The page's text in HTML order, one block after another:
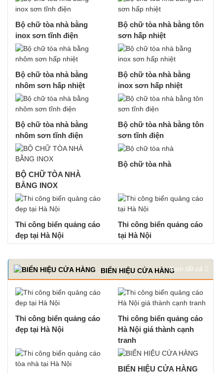
Bộ chữ tòa nhà bằng
inox sơn tĩnh điện
Bộ chữ tòa nhà bằng tôn
sơn hấp nhiệt
Bộ chữ tòa nhà bằng
nhôm sơn hấp nhiệt
Bộ chữ tòa nhà bằng
inox sơn hấp nhiệt
Bộ chữ tòa nhà bằng
nhôm sơn tĩnh điện
Bộ chữ tòa nhà bằng tôn
sơn tĩnh điện
BỘ CHỮ TÒA NHÀ
BẰNG INOX
Bộ chữ tòa nhà
Thi công biển quảng cáo
đẹp tại Hà Nội
Thi công biển quảng cáo
tại Hà Nội
BIỂN HIỆU CỬA HÀNGXem tất cả
Thi công biển quảng cáo
đẹp tại Hà Nội
Thi công biển quảng cáo
Hà Nội giá thành cạnh
tranh
BIỂN HIỆU CỬA HÀNG